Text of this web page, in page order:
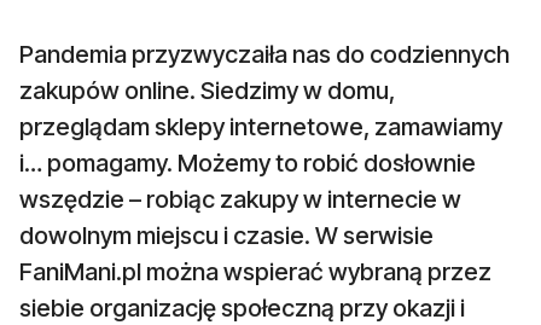
Pandemia przyzwyczaiła nas do codziennych
zakupów online. Siedzimy w domu,
przeglądam sklepy internetowe, zamawiamy
i… pomagamy. Możemy to robić dosłownie
wszędzie – robiąc zakupy w internecie w
dowolnym miejscu i czasie. W serwisie
FaniMani.pl można wspierać wybraną przez
siebie organizację społeczną przy okazji i